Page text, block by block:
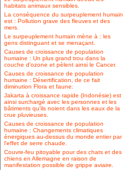
habitats animaux sensibles.
La conséquence du surpeuplement humain
est : Pollution grave des fleuves et des
mers.
Le surpeuplement humain mène à : les
gens distinguant et se menaçant.
Causes de croissance de population
humaine : Un plus grand trou dans la
couche d'ozone et pèlent ainsi le Cancer.
Causes de croissance de population
humaine : Désertification, de ce fait
diminution Flora et faune.
Jakarta à croissance rapide (Indonésie) est
ainsi surchargé avec les personnes et les
bâtiments qu'ils noient dans les eaux de la
crue pluvieuses.
Causes de croissance de population
humaine : Changements climatiques
énergiques au-dessus du monde entier par
l'effet de serre chaude.
Couvre-feu pitoyable pour des chats et des
chiens en Allemagne en raison de
manifestation possible de grippe aviaire.